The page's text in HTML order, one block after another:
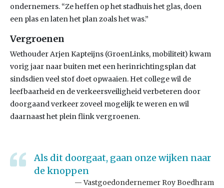
ondernemers. “Ze heffen op het stadhuis het glas, doen
een plas en laten het plan zoals het was.”
Vergroenen
Wethouder Arjen Kapteijns (GroenLinks, mobiliteit) kwam
vorig jaar naar buiten met een herinrichtingsplan dat
sindsdien veel stof doet opwaaien. Het college wil de
leefbaarheid en de verkeersveiligheid verbeteren door
doorgaand verkeer zoveel mogelijk te weren en wil
daarnaast het plein flink vergroenen.
Als dit doorgaat, gaan onze wijken naar
de knoppen
Vastgoedondernemer Roy Boedhram